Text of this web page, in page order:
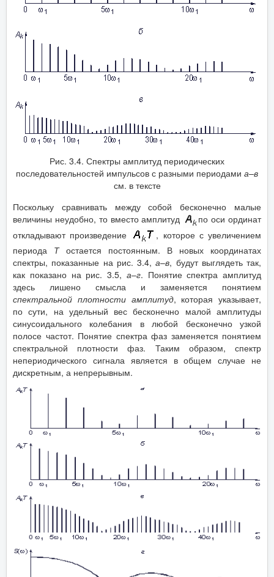
Рис. 3.4. Спектры амплитуд периодических
последовательностей импульсов с разными периодами а–в
см. в тексте
Поскольку сравнивать между собой бесконечно малые
величины неудобно, то вместо амплитуд
по оси ординат
откладывают произведение
, которое с увеличением
периода Тостается постоянным. В новых координатах
спектры, показанные на рис. 3.4,а–в, будут выглядеть так,
как показано на рис. 3.5, а–г. Понятие спектра амплитуд
здесь лишено смысла и заменяется понятием
спектральной плотности амплитуд, которая указывает,
по сути, на удельный вес бесконечно малой амплитуды
синусоидального колебания в любой бесконечно узкой
полосе частот. Понятие спектра фаз заменяется понятием
спектральной плотности фаз. Таким образом, спектр
непериодического сигнала является в общем случае не
дискретным, а непрерывным.